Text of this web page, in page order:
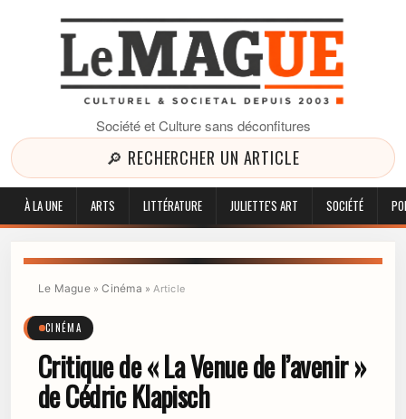
Société et Culture sans déconfitures
🔎 RECHERCHER UN ARTICLE
À LA UNE ARTS LITTÉRATURE JULIETTE'S ART SOCIÉTÉ
Le Mague»Cinéma »Article
CINÉMA
Critique de « La Venue de l’avenir »
de Cédric Klapisch